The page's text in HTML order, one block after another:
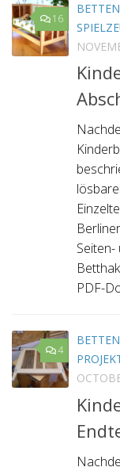
16
BETTEN
PDF-
4
BETTEN